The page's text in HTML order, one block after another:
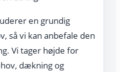
en grundig
så vi kan anbefale den
Vi tager højde for
dækning og